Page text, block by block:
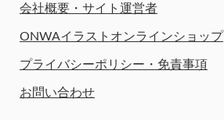
会社概要・サイト運営者
ONWAイラストオンラインショップ
プライバシーポリシー・免責事項
お問い合わせ